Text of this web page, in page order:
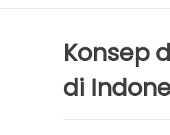
Konsep
di